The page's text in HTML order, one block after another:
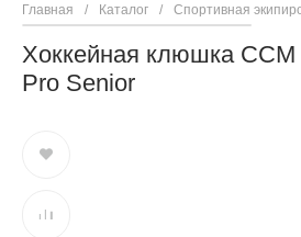
Главная / Каталог / Спортивная
Хоккейная клюшка
Pro Senior